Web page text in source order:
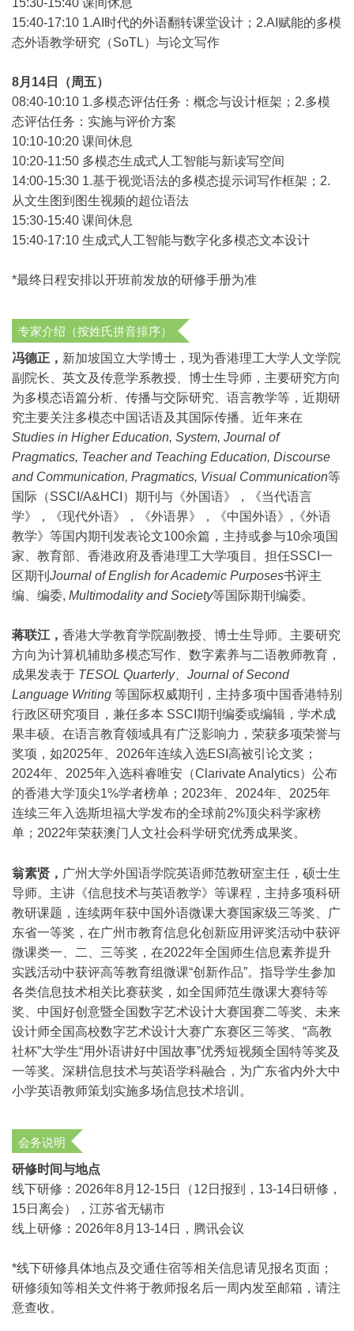
15:40-17:10 1.AI 时代的外语翻转课堂设计；2.AI赋能的多模
态外语教学研究（SoTL）与论文写作
8月14日（周五）
08:40-10:10 1.多模态评估任务：概念与设计框架；2.多模
态评估任务：实施与评价方案
10:10-10:20 课间休息
10:20-11:50 多模态生成式人工智能与新读写空间
14:00-15:30 1.基于视觉语法的多模态提示词写作框架；2.
从文生图到图生视频的超位语法
15:30-15:40 课间休息
15:40-17:10 生成式人工智能与数字化多模态文本设计
*最终日程安排以开班前发放的研修手册为准
专家介绍（按姓氏拼音排序）
冯德正， 新加坡国立大学博士，现为香港理工大学人文学院
副院长、英文及传意学系教授、博士生导师，主要研究方向
为多模态语篇分析、传播与交际研究、语言教学等，近期研
究主要关注多模态中国话语及其国际传播。近年来在
Studies in Higher Education, System, Journal of
Pragmatics, Teacher and Teaching Education, Discourse
and Communication, Pragmatics, Visual Communication等
国际（SSCI/A&HCI）期刊与《外国语》，《当代语言
学》，《现代外语》，《外语界》，《中国外语》,《外语
教学》等国内期刊发表论文100余篇，主持或参与10余项国
家、教育部、香港政府及香港理工大学项目。担任SSCI一
区期刊 Journal of English for Academic Purposes书评主
编、编委, Multimodality and Society等国际期刊编委。
蒋联江， 香港大学教育学院副教授、博士生导师。主要研究
方向为计算机辅助多模态写作、数字素养与二语教师教育，
成果发表于 TESOL Quarterly、Journal of Second
Language Writing 等国际权威期刊，主持多项中国香港特别
行政区研究项目，兼任多本 SSCI期刊编委或编辑，学术成
果丰硕。在语言教育领域具有广泛影响力，荣获多项荣誉与
奖项，如2025年、2026年连续入选ESI高被引论文奖；
2024年、2025年入选科睿唯安（Clarivate Analytics）公布
的香港大学顶尖1%学者榜单；2023年、2024年、2025年
连续三年入选斯坦福大学发布的全球前2%顶尖科学家榜
单；2022年荣获澳门人文社会科学研究优秀成果奖。
翁素贤， 广州大学外国语学院英语师范教研室主任，硕士生
导师。主讲《信息技术与英语教学》等课程，主持多项科研
教研课题，连续两年获中国外语微课大赛国家级三等奖、广
东省一等奖，在广州市教育信息化创新应用评奖活动中获评
微课类一、二、三等奖，在2022年全国师生信息素养提升
实践活动中获评高等教育组微课“创新作品”。指导学生参加
各类信息技术相关比赛获奖，如全国师范生微课大赛特等
奖、中国好创意暨全国数字艺术设计大赛国赛二等奖、未来
设计师全国高校数字艺术设计大赛广东赛区三等奖、“高教
社杯”大学生“用外语讲好中国故事”优秀短视频全国特等奖及
一等奖。深耕信息技术与英语学科融合，为广东省内外大中
小学英语教师策划实施多场信息技术培训。
会务说明
研修时间与地点
线下研修：2026年8月12-15日（12日报到，13-14日研修，
15日离会），江苏省无锡市
线上研修：2026年8月13-14日，腾讯会议
*线下研修具体地点及交通住宿等相关信息请见报名页面；
研修须知等相关文件将于教师报名后一周内发至邮箱，请注
意查收。